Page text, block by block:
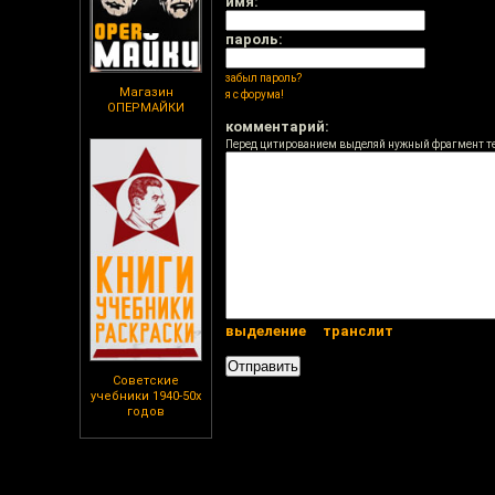
Магазин
ОПЕРМАЙКИ
Советские
учебники 1940-50х
годов
пароль:
забыл пароль?
я с форума!
комментарий:
Перед цитированием выделяй нужный фрагмент
выделение транслит